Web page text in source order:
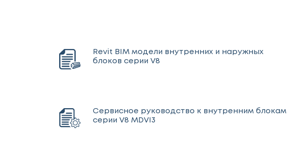
Revit BIM модели внутренних и наружных
блоков серии V8
Сервисное руководство к внутренним блокам
серии V8 MDVI3